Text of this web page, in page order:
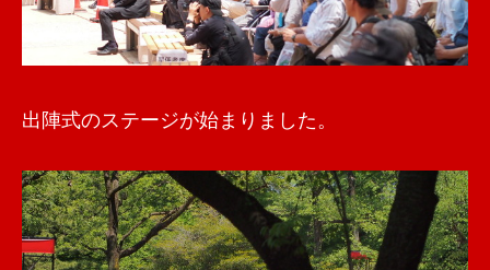
出陣式のステージが始まりました。